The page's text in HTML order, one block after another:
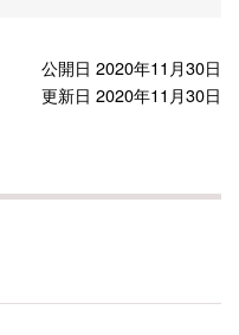
公開日 2020年11月30日
更新日 2020年11月30日